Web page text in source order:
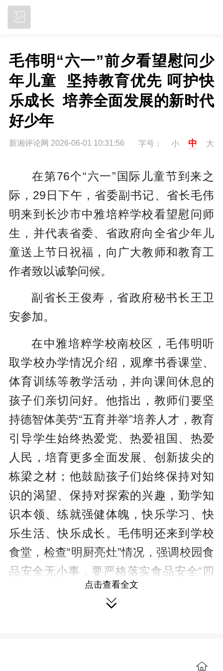
毛伟明“六一”前夕看望慰问少
年儿童  坚持教育优先 呵护快
乐成长  培养全面发展的新时代
好少年
新湘评论网 2026-06-01 10:31:56 字号： 小 中 大
在第76个“六一”国际儿童节到来之
际，29日下午，省委副书记、省长毛伟
明来到长沙市中雅培粹学校看望慰问师
生，并代表省委、省政府向全省少年儿
童送上节日祝福，向广大教师和教育工
作者致以诚挚问候。
副省长王俊寿，省政府秘书长王卫
安参加。
在中雅培粹学校南校区，毛伟明听
取学校办学情况介绍，观摩书香课堂、
体育训练等教学活动，并向课间休息的
孩子们亲切问好。他指出，教师们要坚
持德智体美劳“五育并举”培养人才，教育
引导学生始终热爱党、热爱祖国、热爱
人民，培育更多全面发展、创新拔尖的
栋梁之材；他鼓励孩子们始终保持对知
识的渴望、保持对探索的兴趣，勤学知
识本领、练就强健体魄，快乐学习、快
乐生活、快乐成长。毛伟明还来到学校
食堂，检查“明厨亮灶”情况，强调校园食
品安全无小事，要严格落实食品安全“四
个最严”要求，进一步加强全链条监管，
确保师生吃得放心安心。
点击查看全文
